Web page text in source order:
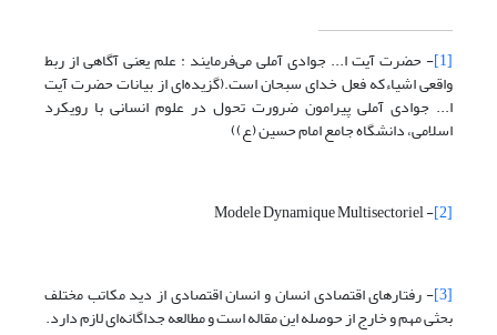
[1] - حضرت آیت ا... جوادی آملی می‌فرمایند : علم یعنی آگاهی از ربط
واقعی اشیاءکه فعل خدای سبحان است.(گزیده‌ای از بیانات حضرت آیت
ا... جوادی آملی پیرامون ضرورت تحول در علوم انسانی با رویکرد
اسلامی، دانشگاه جامع امام حسین (ع))
[2]
- Modele Dynamique Multisectoriel
[3] - رفتارهای اقتصادی انسان و انسان اقتصادی از دید مکاتب مختلف
بحثی مهم و خارج از حوصله این مقاله است و مطالعه جداگانه‌ای لازم دارد.